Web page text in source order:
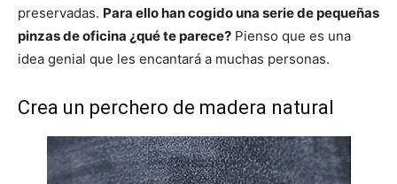
preservadas. Para ello han cogido una serie de pequeñas
pinzas de oficina ¿qué te parece? Pienso que es una
idea genial que les encantará a muchas personas.
Crea un perchero de madera natural